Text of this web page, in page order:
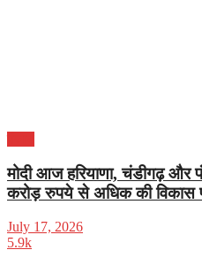
मोदी आज हरियाणा, चंडीगढ़ और
करोड़ रुपये से अधिक की विकास
July 17, 2026
5.9k